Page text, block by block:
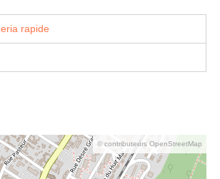
rapide
© contributeurs OpenStreetMap